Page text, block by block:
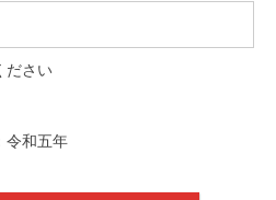
ださい
令和五年